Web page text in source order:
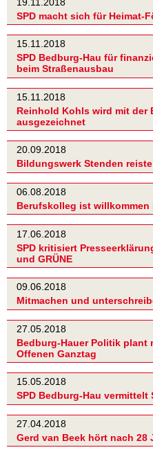
SPD macht sich für Heimat-
15.11.2018
SPD Bedburg-Hau für
beim Straßenausbau
15.11.2018
Reinhold Kohls wird mit der
ausgezeichnet
20.09.2018
Bildungswerk Stenden
06.08.2018
Berufskolleg ist willkommen
17.06.2018
SPD kritisiert
und GRÜNE
09.06.2018
Mitmachen und
27.05.2018
Bedburg-Hauer Politik plant
Offenen Ganztag
15.05.2018
SPD Bedburg-Hau
27.04.2018
Gerd van Beek hört nach 28